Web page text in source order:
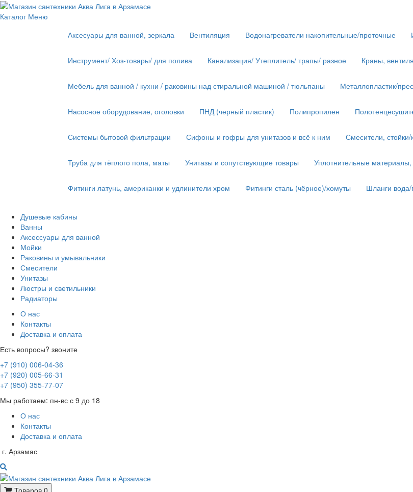
Каталог Меню
Аксесуары для ванной, зеркала
Вентиляция Водонагреватели накопительные/проточные
Инструмент/ Хоз-товары/ для полива Канализация/ Утеплитель/ трапы/ разное Краны,
Мебель для ванной / кухни / раковины над стиральной машиной / тюльпаны Металлопластик/
Насосное оборудование, оголовки ПНД (черный пластик) Полипропилен
Системы бытовой фильтрации Сифоны и гофры для унитазов и всё к ним Смесители,
Труба для тёплого пола, маты Унитазы и сопутствующие товары Уплотнительные
Фитинги латунь, американки и удлинители хром Фитинги сталь (чёрное)/хомуты Шланги вода/
Душевые кабины
Ванны
Аксессуары для ванной
Мойки
Раковины и умывальники
Смесители
Унитазы
Люстры и светильники
Радиаторы
О нас
Контакты
Доставка и оплата
Есть вопросы? звоните
+7 (910) 006-04-36
+7 (920) 005-66-31
+7 (950) 355-77-07
Мы работаем: пн-вс с 9 до 18
О нас
Контакты
Доставка и оплата
г. Арзамас
Товаров 0